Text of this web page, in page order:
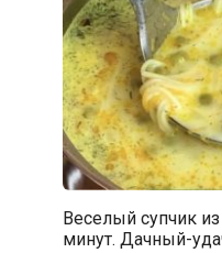
Веселый супчик
минут. Дачный-